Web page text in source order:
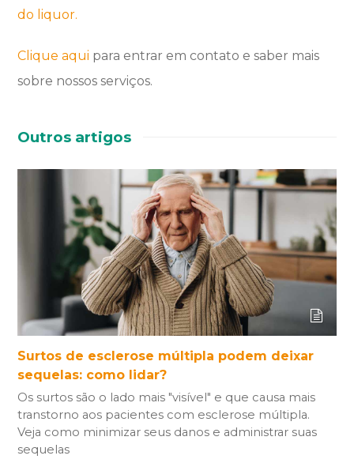
do liquor.
Clique aqui para entrar em contato e saber mais
sobre nossos serviços.
Outros artigos
Surtos de esclerose múltipla podem deixar
sequelas: como lidar?
Os surtos são o lado mais "visível" e que causa mais
transtorno aos pacientes com esclerose múltipla.
Veja como minimizar seus danos e administrar suas
sequelas